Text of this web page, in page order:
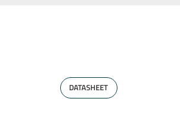
DATASHEET